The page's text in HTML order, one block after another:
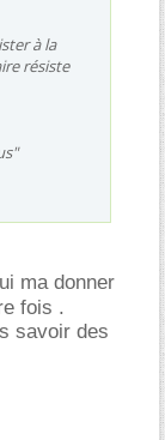
à la
résiste
ma donner
fois .
savoir des